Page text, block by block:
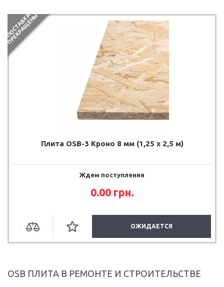
П
О
С
Т
А
В
К
И
П
Р
Е
К
Р
А
Щ
Е
Н
Ы
Плита OSB-3 Кроно 8 мм (1,25 х 2,5 м)
Ждем поступления
0.00 грн.
ОЖИДАЕТСЯ
OSB ПЛИТА В РЕМОНТЕ И СТРОИТЕЛЬСТВЕ